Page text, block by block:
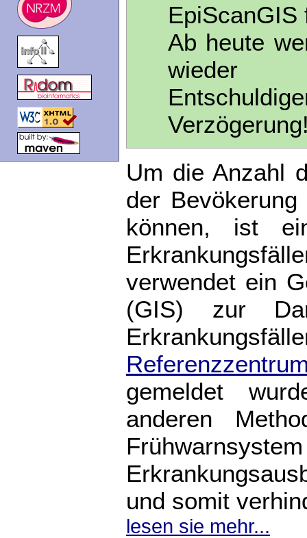
EpiScanGIS
Ab heute
Um die Anzahl
der
können, ist
verwendet ein
(GIS) zur
gemeldet
anderen
und somit
lesen sie mehr...